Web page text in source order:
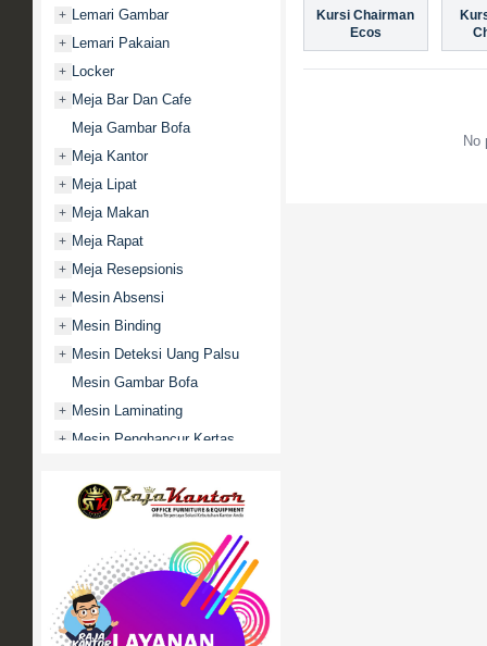
+ Lemari Gambar
+ Lemari Pakaian
+ Locker
+ Meja Bar Dan Cafe
Meja Gambar Bofa
+ Meja Kantor
+ Meja Lipat
+ Meja Makan
+ Meja Rapat
+ Meja Resepsionis
+ Mesin Absensi
+ Mesin Binding
+ Mesin Deteksi Uang Palsu
Mesin Gambar Bofa
+ Mesin Laminating
+ Mesin Penghancur Kertas
Mobile File / Roll O Pack
Movitex
Paper Cutter
Partisi Kantor
Promo
+ Rak Serbaguna
Kursi Chairman
Ecos
No